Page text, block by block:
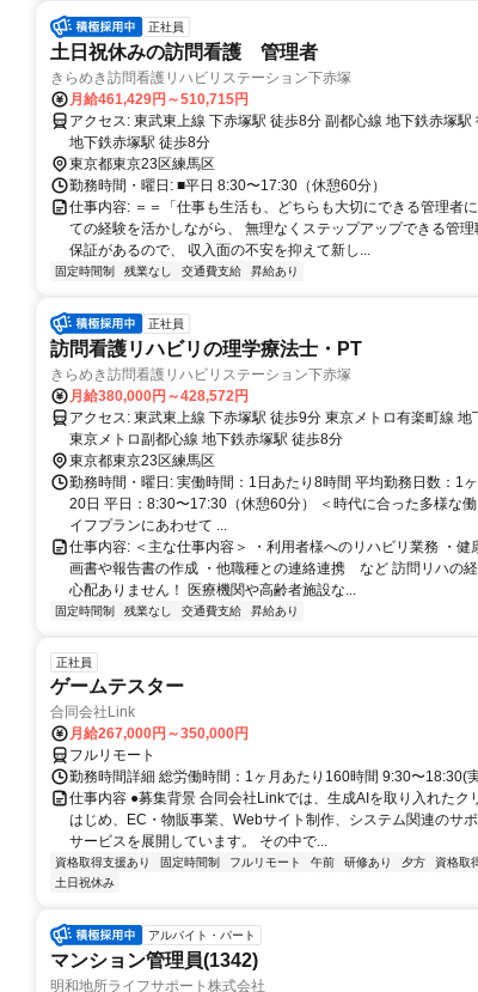
正社員
土日祝休みの訪問看護 管理者
きらめき訪問看護リハビリステーション下赤塚
月給461,429円～510,715円
アクセス: 東武東上線 下赤塚駅 徒歩8分 副都心線 地下鉄赤塚駅 徒歩8分 有楽町線
地下鉄赤塚駅 徒歩8分
東京都東京23区練馬区
勤務時間・曜日: ■平日 8:30〜17:30（休憩60分）
仕事内容: ＝＝「仕事も生活も、どちらも大切にできる管理者
ての経験を活かしながら、 無理なくステップアップできる管
保証があるので、 収入面の不安を抑えて新し...
固定時間制 残業なし 交通費支給 昇給あり
正社員
訪問看護リハビリの理学療法士・PT
きらめき訪問看護リハビリステーション下赤塚
月給380,000円～428,572円
アクセス: 東武東上線 下赤塚駅 徒歩9分 東京メトロ有楽町線 地下鉄赤塚駅 徒歩8分
東京メトロ副都心線 地下鉄赤塚駅 徒歩8分
東京都東京23区練馬区
勤務時間・曜日: 実働時間：1日あたり8時間 平均勤務日数：1
20日 平日：8:30〜17:30（休憩60分） ＜時代に合った多様な
イフプランにあわせて ...
仕事内容: ＜主な仕事内容＞ ・利用者様へのリハビリ業務 ・健
画書や報告書の作成 ・他職種との連絡連携 など 訪問リハの経
心配ありません！ 医療機関や高齢者施設な...
固定時間制 残業なし 交通費支給 昇給あり
正社員
ゲームテスター
合同会社Link
月給267,000円～350,000円
フルリモート
勤務時間詳細 総労働時間：1ヶ月あたり160時間 9:30〜18:30(
仕事内容 ●募集背景 合同会社Linkでは、生成AIを取り入れたク
はじめ、EC・物販事業、Webサイト制作、システム関連のサ
サービスを展開しています。 その中で...
資格取得支援あり 固定時間制 フルリモート 午前 研修あり 夕方
資格取
土日祝休み
アルバイト・パート
マンション管理員(1342)
明和地所ライフサポート株式会社